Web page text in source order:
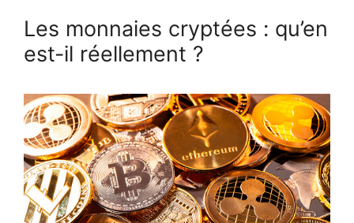
Les monnaies cryptées : qu’en
est-il réellement ?